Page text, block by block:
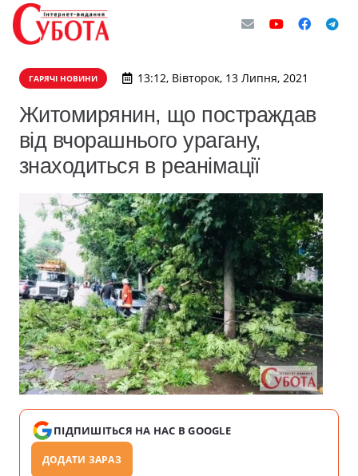
ГАРЯЧІ НОВИНИ 13:12, Вівторок, 13 Липня, 2021
Житомирянин, що постраждав
від вчорашнього урагану,
знаходиться в реанімації
ПІДПИШІТЬСЯ НА НАС В GOOGLE
ДОДАТИ ЗАРАЗ